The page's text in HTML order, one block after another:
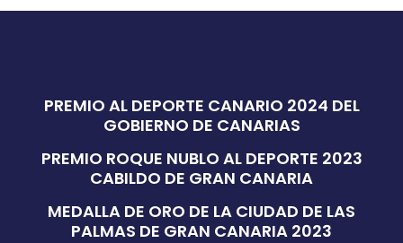
PREMIO AL DEPORTE CANARIO 2024 DEL
GOBIERNO DE CANARIAS
PREMIO ROQUE NUBLO AL DEPORTE 2023
CABILDO DE GRAN CANARIA
MEDALLA DE ORO DE LA CIUDAD DE LAS
PALMAS DE GRAN CANARIA 2023